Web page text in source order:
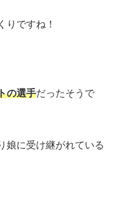
りですね！
の選手だったそうで
娘に受け継がれている